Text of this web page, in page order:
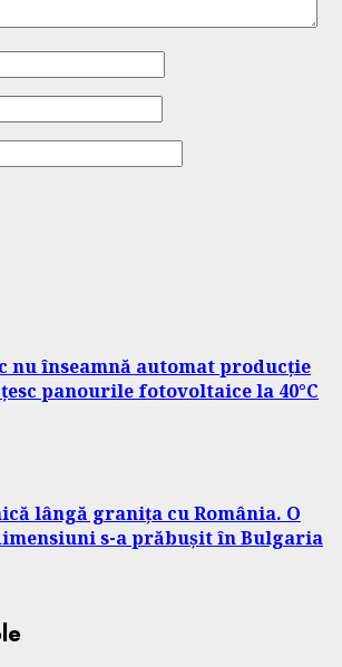
nu înseamnă automat producție
panourile fotovoltaice la 40°C
lângă granița cu România. O
s-a prăbușit în Bulgaria